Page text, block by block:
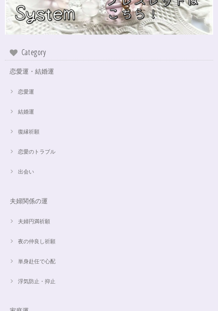
Category
恋愛運・結婚運
恋愛運
結婚運
復縁祈願
恋愛のトラブル
出会い
夫婦関係の運
夫婦円満祈願
夜の仲良し祈願
単身赴任で心配
浮気防止・抑止